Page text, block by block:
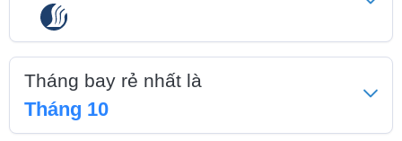
Tháng bay rẻ nhất là
Tháng 10